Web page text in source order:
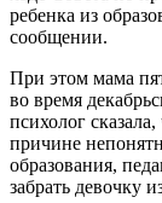
ребенка из
сообщении.
При этом мама
во время
психолог
причине
образования,
забрать девочку